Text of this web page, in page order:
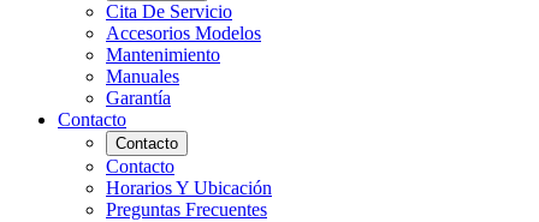
Cita De Servicio
Accesorios Modelos
Mantenimiento
Manuales
Garantía
Contacto
Contacto
Contacto
Horarios Y Ubicación
Preguntas Frecuentes